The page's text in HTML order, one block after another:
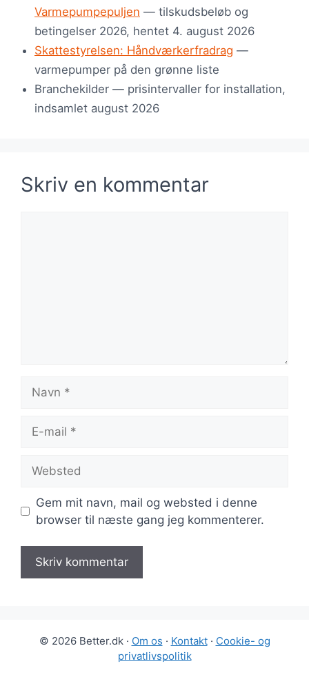
Varmepumpepuljen — tilskudsbeløb og
betingelser 2026, hentet 4. august 2026
Skattestyrelsen: Håndværkerfradrag —
varmepumper på den grønne liste
Branchekilder — prisintervaller for installation,
indsamlet august 2026
Skriv en kommentar
mail
Gem mit navn, mail og websted i denne
browser til næste gang jeg kommenterer.
© 2026 Better.dk · Om os · Kontakt· Cookie- og
privatlivspolitik